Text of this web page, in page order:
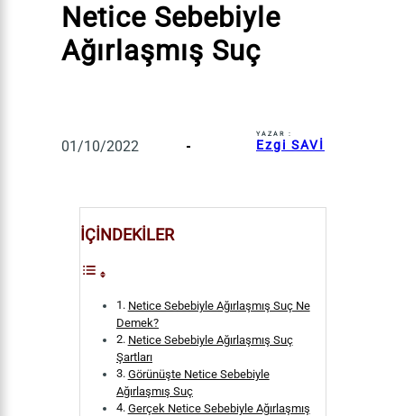
Netice Sebebiyle
Ağırlaşmış Suç
01/10/2022
YAZAR :
Ezgi SAVİ
İÇİNDEKİLER
Netice Sebebiyle Ağırlaşmış Suç Ne
Demek?
Netice Sebebiyle Ağırlaşmış Suç
Şartları
Görünüşte Netice Sebebiyle
Ağırlaşmış Suç
Gerçek Netice Sebebiyle Ağırlaşmış